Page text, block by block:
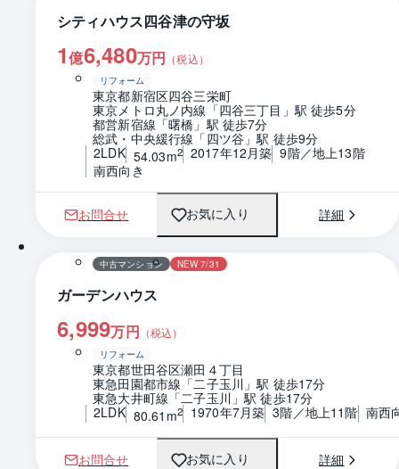
シティハウス四谷津の守坂
1億6,480万円 （税込）
リフォーム
東京都新宿区四谷三栄町
東京メトロ丸ノ内線「四谷三丁目」駅 徒歩5分
都営新宿線「曙橋」駅 徒歩7分
総武・中央緩行線「四ツ谷」駅 徒歩9分
2LDK 54.03m2 2017年12月築 9階／地上13階
南西向き
お問合せ お気に入り 詳細
1 / 0 間取り
中古マンション NEW 7/31
ガーデンハウス
6,999万円 （税込）
リフォーム
東京都世田谷区瀬田４丁目
東急田園都市線「二子玉川」駅 徒歩17分
東急大井町線「二子玉川」駅 徒歩17分
2LDK 80.61m2 1970年7月築 3階／地上11階 南西
お問合せ お気に入り 詳細
1 / 0